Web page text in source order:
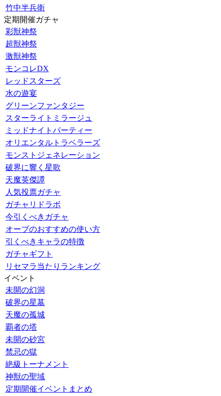
竹中半兵衛
定期開催ガチャ
彩獣神祭
超獣神祭
激獣神祭
モンコレDX
レッドスターズ
水の遊宴
グリーンファンタジー
スターライトミラージュ
ミッドナイトパーティー
オリエンタルトラベラーズ
モンストジェネレーション
破界に響く星歌
天魔英傑譚
人気投票ガチャ
ガチャリドラボ
今引くべきガチャ
オーブのおすすめの使い方
引くべきキャラの特徴
ガチャギフト
リセマラ当たりランキング
イベント
未開の幻洞
破界の星墓
天魔の孤城
覇者の塔
未開の砂宮
禁忌の獄
絶級トーナメント
神獣の聖域
定期開催イベントまとめ